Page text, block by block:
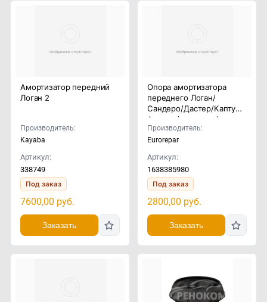
Амортизатор передний
Логан 2
Производитель:
Kayaba
Артикул:
338749
Под заказ
7600,00 руб.
Заказать
Опора амортизатора
переднего Логан/
Сандеро/Дастер/Каптур/
Аркана (комплект)
Производитель:
Eurorepar
Артикул:
1638385980
Под заказ
2800,00 руб.
Заказать